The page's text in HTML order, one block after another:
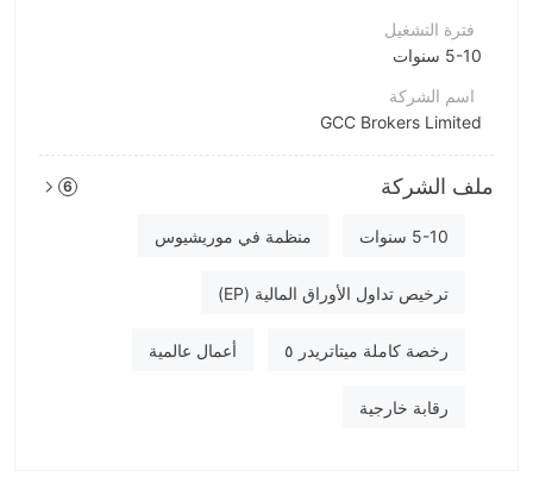
فترة التشغيل
5-10 سنوات
اسم الشركة
GCC Brokers Limited
اختصار الشركة
GCC BROKERS
موظفو الشركة
ملف الشركة 6
5-10 سنوات منظمة في موريشيوس
ترخيص تداول الأوراق المالية (EP)
رخصة كاملة ميتاتريدر ٥ أعمال عالمية
رقابة خارجية